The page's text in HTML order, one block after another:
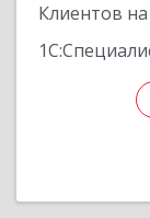
Клиентов